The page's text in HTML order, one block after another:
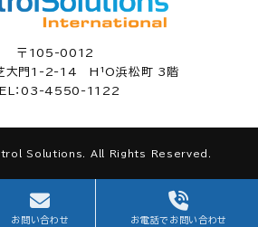
〒105-0012
大門1-2-14 H¹O浜松町 3階
：03-4550-1122
Solutions. All Rights Reserved.
お問い合わせ お電話でお問い合わせ